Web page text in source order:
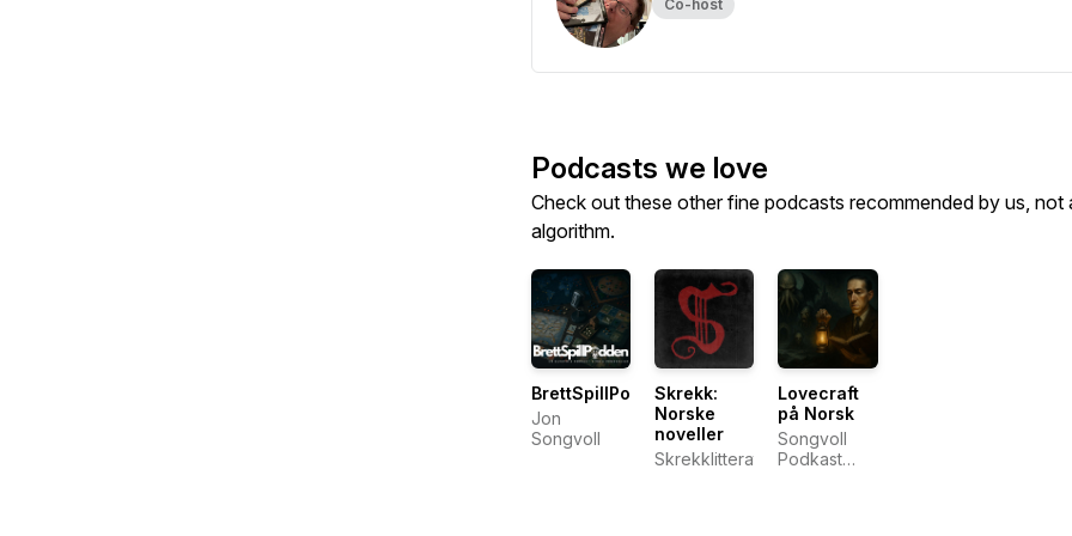
Co-host
Podcasts we love
Check out these other fine podcasts recommended by us, not
algorithm.
BrettSpillPodden
Jon
Songvoll
Skrekk:
Norske
noveller
Skrekklitteratur
Lovecraft
på Norsk
Songvoll
Podkast